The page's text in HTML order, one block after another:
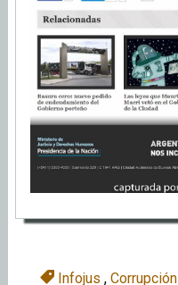
Infojus , Corrupción